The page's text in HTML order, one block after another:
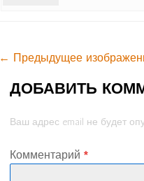
← Предыдущее
ДОБАВИТЬ
Ваш адрес email не будет
Комментарий*